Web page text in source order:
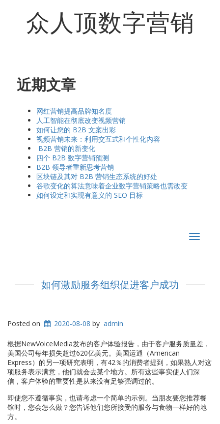
众人顶数字营销
近期文章
网红营销提高品牌知名度
人工智能在彻底改变视频营销
如何让您的 B2B 文案出彩
视频营销未来：利用交互式和个性化内容
B2B 营销的新变化
四个 B2B 数字营销预测
B2B 领导者重新思考营销
区块链及其对 B2B 营销生态系统的好处
谷歌变化的算法意味着企业数字营销策略也需改变
如何设定和实现有意义的 SEO 目标
Toggle
如何激励服务组织促进客户成功
Posted on 2020-08-08 by admin
根据NewVoiceMedia发布的客户体验报告，由于客户服务质量差，
美国公司每年损失超过620亿美元。美国运通（American
Express）的另一项研究表明，有42％的消费者提到，如果熟人对这
项服务表示满意，他们就会去某个地方。所有这些事实使人们深
信，客户体验的重要性是从来没有足够强调过的。
即使您不遵循事实，也请考虑一个简单的示例。当朋友要您推荐餐
馆时，您会怎么做？您告诉他们您所接受的服务与食物一样好的地
方。